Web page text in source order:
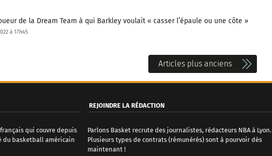
de la Dream Team à qui Barkley voulait « casser l’épaule ou une côte »
à 17h45
Articles plus anciens
qui couvre depuis
du basketball américain
REJOINDRE LA RÉDACTION
Parlons Basket recrute des journalistes, rédacteurs NBA à Lyon.
Plusieurs types de contrats (rémunérés) sont à pourvoir dès
maintenant !